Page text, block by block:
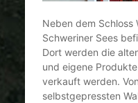
Neben dem Schloss
Schweriner Sees
Dort werden die
und eigene
verkauft werden.
selbstgepressten